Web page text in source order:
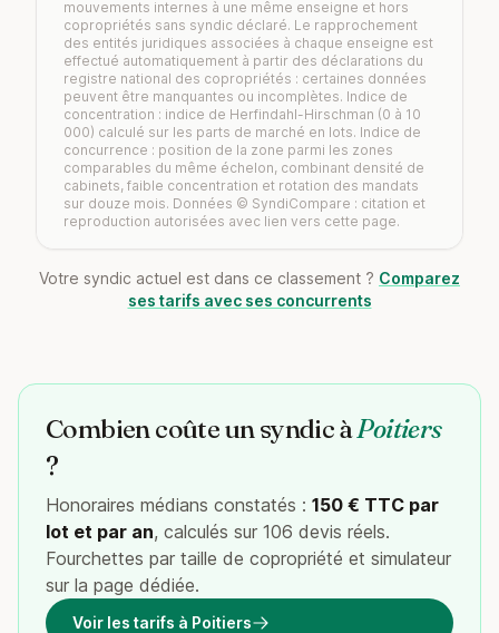
mouvements internes à une même enseigne et hors
copropriétés sans syndic déclaré. Le rapprochement
des entités juridiques associées à chaque enseigne est
effectué automatiquement à partir des déclarations du
registre national des copropriétés : certaines données
peuvent être manquantes ou incomplètes. Indice de
concentration : indice de Herfindahl-Hirschman (0 à 10
000) calculé sur les parts de marché en lots. Indice de
concurrence : position de la zone parmi les zones
comparables du même échelon, combinant densité de
cabinets, faible concentration et rotation des mandats
sur douze mois. Données © SyndiCompare : citation et
reproduction autorisées avec lien vers cette page.
Votre syndic actuel est dans ce classement ? Comparez
ses tarifs avec ses concurrents
Combien coûte un syndic àPoitiers
?
Honoraires médians constatés : 150 € TTC par
lot et par an, calculés sur 106 devis réels.
Fourchettes par taille de copropriété et simulateur
sur la page dédiée.
Voir les tarifs à Poitiers